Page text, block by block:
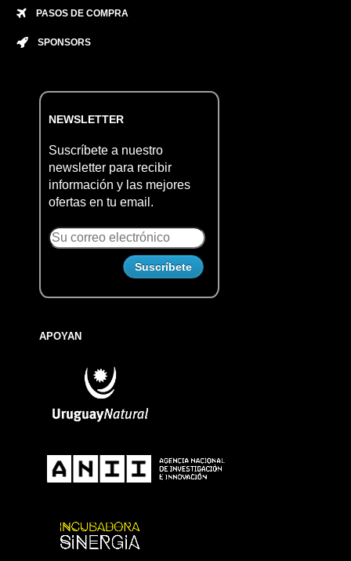
PASOS DE COMPRA
SPONSORS
NEWSLETTER
Suscríbete a nuestro
newsletter para recibir
información y las mejores
ofertas en tu email.
APOYAN